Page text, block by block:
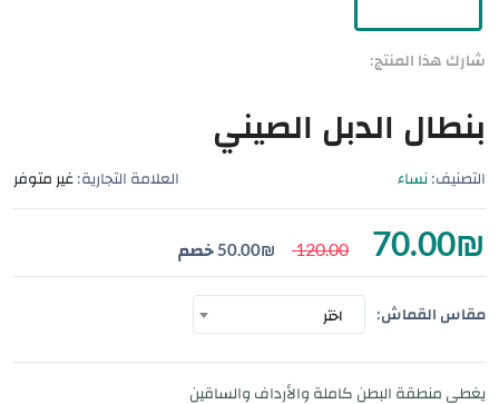
شارك هذا المنتج:
بنطال الدبل الصيني
التصنيف: نساء العلامة التجارية: غير متوفر
70.00₪
120.00
50.00₪ خصم
مقاس القماش: اختر
يغطي منطقة البطن كاملة والأرداف والساقين